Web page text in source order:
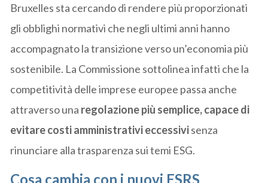
Bruxelles sta cercando di rendere più proporzionati
gli obblighi normativi che negli ultimi anni hanno
accompagnato la transizione verso un’economia più
sostenibile. La Commissione sottolinea infatti che la
competitività delle imprese europee passa anche
attraverso una regolazione più semplice, capace di
evitare costi amministrativi eccessivisenza
rinunciare alla trasparenza sui temi ESG.
Cosa cambia con i nuovi ESRS